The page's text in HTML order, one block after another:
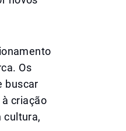
Os
buscar
criação
cultura,